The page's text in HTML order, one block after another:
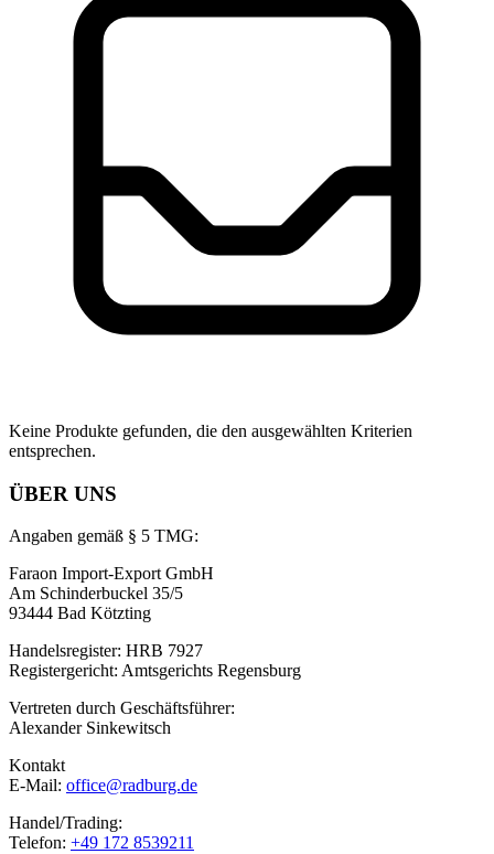
Keine Produkte gefunden, die den ausgewählten Kriterien
entsprechen.
ÜBER UNS
Angaben gemäß § 5 TMG:
Faraon Import-Export GmbH
Am Schinderbuckel 35/5
93444 Bad Kötzting
Handelsregister: HRB 7927
Registergericht: Amtsgerichts Regensburg
Vertreten durch Geschäftsführer:
Alexander Sinkewitsch
Kontakt
E-Mail: office@radburg.de
Handel/Trading:
Telefon: +49 172 8539211